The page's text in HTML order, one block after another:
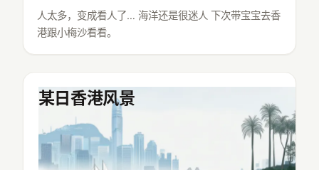
人太多，变成看人了… 海洋还是很迷人 下次带宝宝去香
港跟小梅沙看看。
某日香港风景